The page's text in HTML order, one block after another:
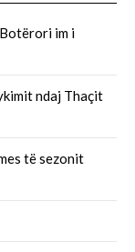
im i
ndaj Thaçit
të sezonit